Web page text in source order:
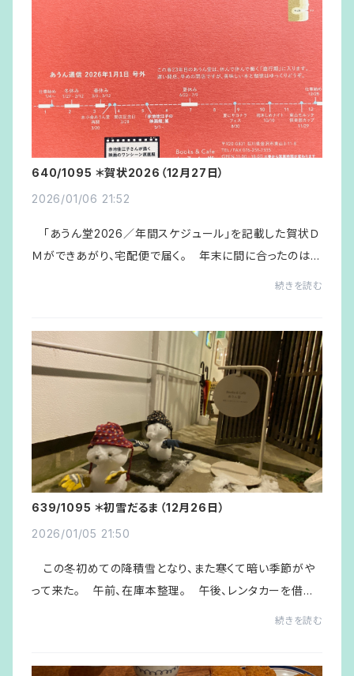
640/1095 ＊賀状2026（12月27日）
2026/01/06 21:52
「あうん堂2026／年間スケジュール」を記載した賀状Ｄ
Ｍができあがり、宅配便で届く。 年末に間に合ったのは予
続きを読む
639/1095 ＊初雪だるま（12月26日）
2026/01/05 21:50
この冬初めての降積雪となり、また寒くて暗い季節がや
って来た。 午前、在庫本整理。 午後、レンタカーを借り
続きを読む